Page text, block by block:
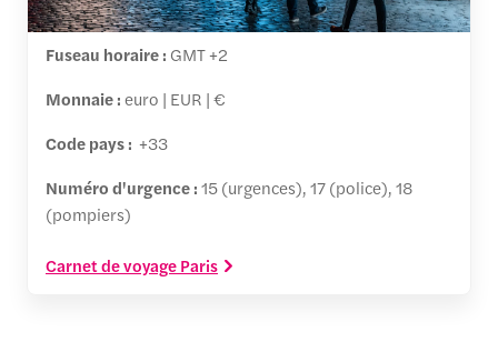
Fuseau horaire : GMT +2
Monnaie :euro | EUR | €
Code pays : +33
Numéro d'urgence :15 (urgences), 17 (police), 18
(pompiers)
Carnet de voyage Paris